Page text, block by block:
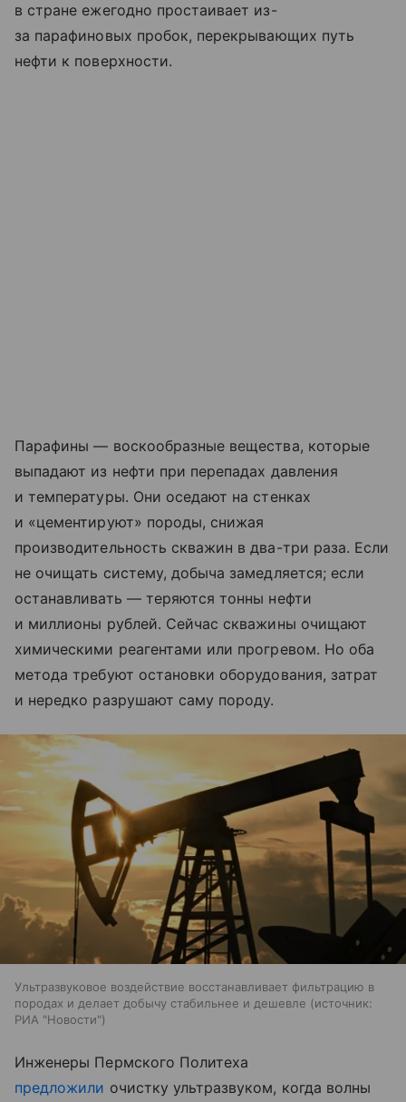
в стране ежегодно простаивает из-
за парафиновых пробок, перекрывающих путь
нефти к поверхности.
Парафины — воскообразные вещества, которые
выпадают из нефти при перепадах давления
и температуры. Они оседают на стенках
и «цементируют» породы, снижая
производительность скважин в два-три раза. Если
не очищать систему, добыча замедляется; если
останавливать — теряются тонны нефти
и миллионы рублей. Сейчас скважины очищают
химическими реагентами или прогревом. Но оба
метода требуют остановки оборудования, затрат
и нередко разрушают саму породу.
Ультразвуковое воздействие восстанавливает фильтрацию в
породах и делает добычу стабильнее и дешевле
источник:
РИА "Новости"
Инженеры Пермского Политеха
предложили очистку ультразвуком, когда волны